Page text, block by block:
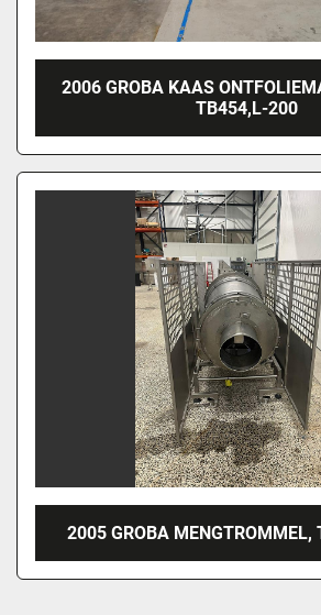
2006 GROBA KAAS
TB454,L-200
2005 GROBA MENGTROMMEL,